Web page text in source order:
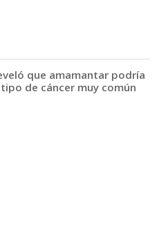
que amamantar podría
de cáncer muy común